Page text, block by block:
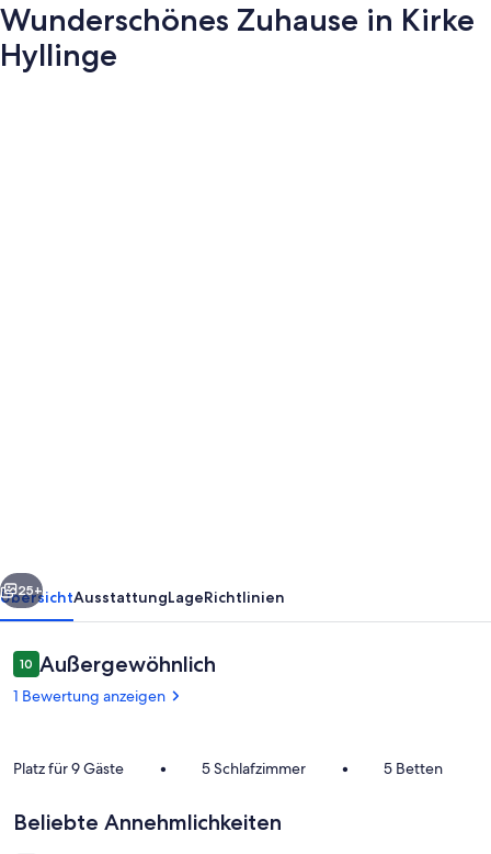
Wunderschönes Zuhause in Kirke
Hyllinge
Wohnbereich
Weiter
25+
ÜbersichtAusstattungLageRichtlinien
Bewertungen
1010 von 10.
Außergewöhnlich
1 Bewertung anzeigen
Platz für 9 Gäste • 5 Schlafzimmer • 5 Betten
Beliebte Annehmlichkeiten